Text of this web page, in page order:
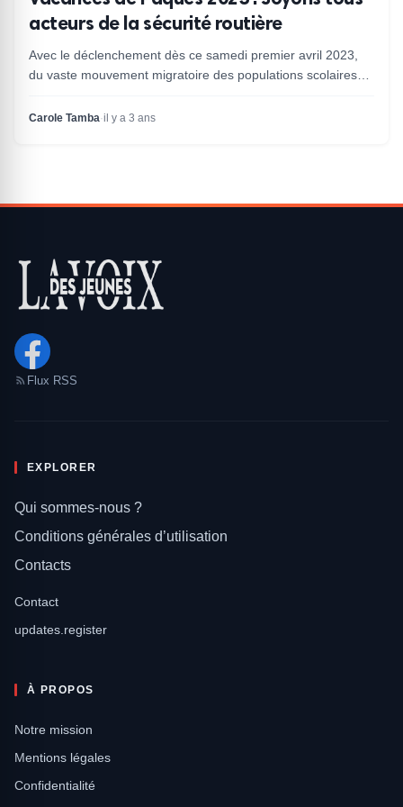
acteurs de la sécurité routière
Avec le déclenchement dès ce samedi premier avril 2023,
du vaste mouvement migratoire des populations scolaires
Carole Tamba·il y a 3 ans
Flux RSS
EXPLORER
Qui sommes-nous ?
Conditions générales d’utilisation
Contacts
Contact
updates.register
À PROPOS
Notre mission
Mentions légales
Confidentialité